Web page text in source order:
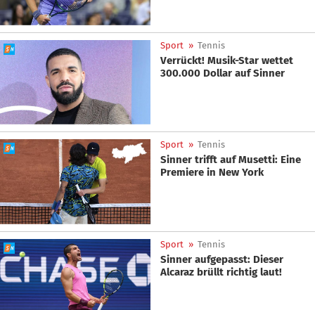
Sport » Tennis
Verrückt! Musik-Star wettet
300.000 Dollar auf Sinner
Sport » Tennis
Sinner trifft auf Musetti: Eine
Premiere in New York
Sport » Tennis
Sinner aufgepasst: Dieser
Alcaraz brüllt richtig laut!